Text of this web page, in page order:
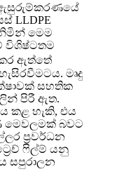
ඇසුරුම්කරණයේ
LLDPE
මෙම
විශිෂ්ටතම
ඇත්තේ
මෘදු
සහතික
පිරී ඇත.
කළ හැකි, එය
මෙවලමක් බවට
ප්‍රවර්ධන
ෆිල්ම් යනු
සපුරාලන